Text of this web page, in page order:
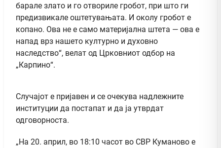
барале злато и го отвориле гробот, при што ги
предизвикале оштетувањата. И околу гробот е
копано. Ова не е само материјална штета — ова е
напад врз нашето културно и духовно
наследство“, велат од Црковниот одбор на
„Карпино“.
Случајот е пријавен и се очекува надлежните
институции да постапат и да ја утврдат
одговорноста.
„На 20. април, во 18:10 часот во СВР Куманово е